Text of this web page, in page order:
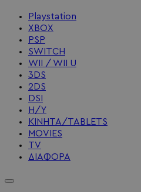
Playstation
XBOX
PSP
SWITCH
WII / WII U
3DS
2DS
DSI
Η/Υ
KINHTA/TABLETS
MOVIES
TV
ΔΙΑΦΟΡΑ